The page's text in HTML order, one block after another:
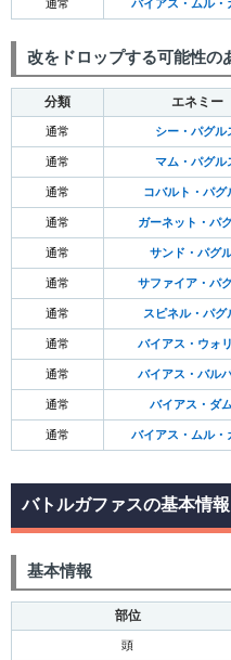
通常 バイアス・ムル・
改をドロップする可能性の
分類 エネミー
通常 シー・パグル
通常 マム・パグル
通常 コバルト・パグ
通常 ガーネット・パ
通常 サンド・パグ
通常 サファイア・パ
通常 スピネル・パグ
通常 バイアス・ウォ
通常 バイアス・バル
通常 バイアス・ダ
通常 バイアス・ムル・
バトルガファスの基本情
基本情報
部位
頭